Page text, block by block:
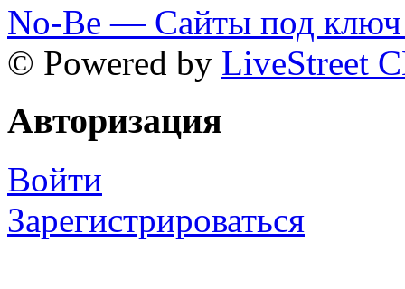
No-Be — Сайты под ключ
© Powered by LiveStreet
Авторизация
Войти
Зарегистрироваться